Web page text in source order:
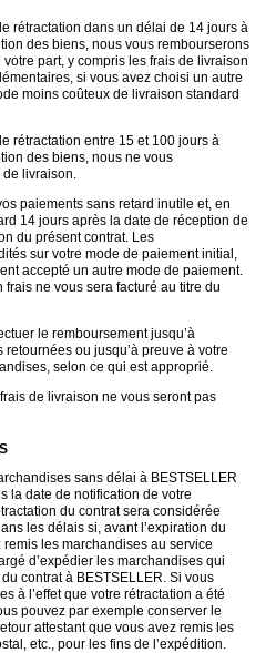
rétractation dans un délai de 14 jours à
des biens, nous vous rembourserons
part, y compris les frais de livraison
si vous avez choisi un autre
moins coûteux de livraison standard
rétractation entre 15 et 100 jours à
des biens, nous ne vous
de livraison.
paiements sans retard inutile et, en
14 jours après la date de réception de
du présent contrat. Les
sur votre mode de paiement initial,
accepté un autre mode de paiement.
frais ne vous sera facturé au titre du
le remboursement jusqu’à
ou jusqu’à preuve à votre
selon ce qui est approprié.
de livraison ne vous seront pas
sans délai à BESTSELLER
la date de notification de votre
du contrat sera considérée
les délais si, avant l’expiration du
les marchandises au service
d’expédier les marchandises qui
contrat à BESTSELLER. Si vous
à l’effet que votre rétractation a été
pouvez par exemple conserver le
attestant que vous avez remis les
etc., pour les fins de l’expédition.